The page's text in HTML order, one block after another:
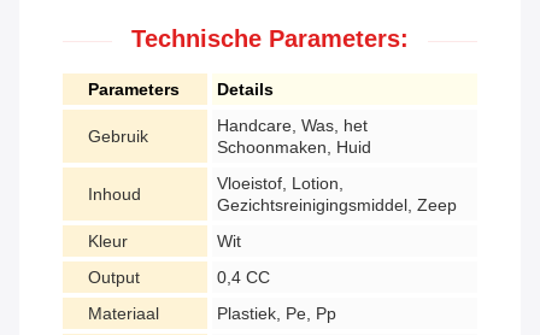
Technische Parameters:
Parameters Details
Gebruik
Handcare, Was, het
Schoonmaken, Huid
Inhoud
Vloeistof, Lotion,
Gezichtsreinigingsmiddel, Zeep
Kleur
Wit
Output
0,4 CC
Materiaal
Plastiek, Pe, Pp